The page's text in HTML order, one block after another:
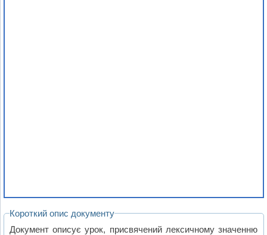
Короткий опис документу
Документ описує урок, присвячений лексичному значенню